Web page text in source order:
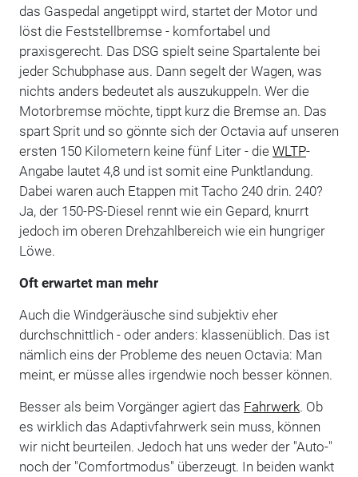
das Gaspedal angetippt wird, startet der Motor und
löst die Feststellbremse - komfortabel und
praxisgerecht. Das DSG spielt seine Spartalente bei
jeder Schubphase aus. Dann segelt der Wagen, was
nichts anders bedeutet als auszukuppeln. Wer die
Motorbremse möchte, tippt kurz die Bremse an. Das
spart Sprit und so gönnte sich der Octavia auf unseren
ersten 150 Kilometern keine fünf Liter - die WLTP-
Angabe lautet 4,8 und ist somit eine Punktlandung.
Dabei waren auch Etappen mit Tacho 240 drin. 240?
Ja, der 150-PS-Diesel rennt wie ein Gepard, knurrt
jedoch im oberen Drehzahlbereich wie ein hungriger
Löwe.
Oft erwartet man mehr
Auch die Windgeräusche sind subjektiv eher
durchschnittlich - oder anders: klassenüblich. Das ist
nämlich eins der Probleme des neuen Octavia: Man
meint, er müsse alles irgendwie noch besser können.
Besser als beim Vorgänger agiert das Fahrwerk. Ob
es wirklich das Adaptivfahrwerk sein muss, können
wir nicht beurteilen. Jedoch hat uns weder der "Auto-"
noch der "Comfortmodus" überzeugt. In beiden wankt